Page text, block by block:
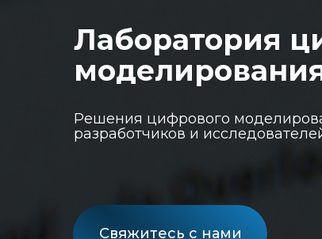
Свяжитесь с нами
Лаборатория
Решения цифрового
разработчиков и